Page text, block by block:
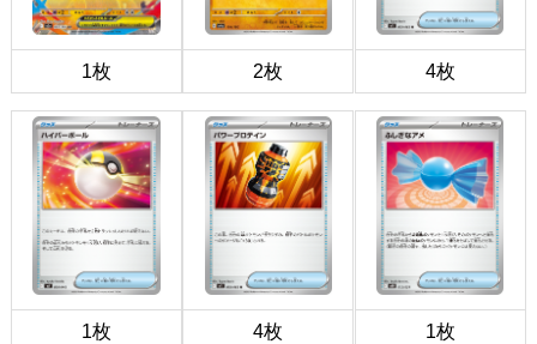
1枚 2枚 4枚
1枚 4枚 1枚